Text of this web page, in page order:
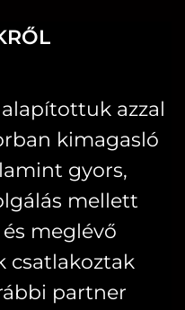
A
változatok
a
ki
azzal
kimagasló
gyors,
mellett
meglévő
csatlakoztak
partner